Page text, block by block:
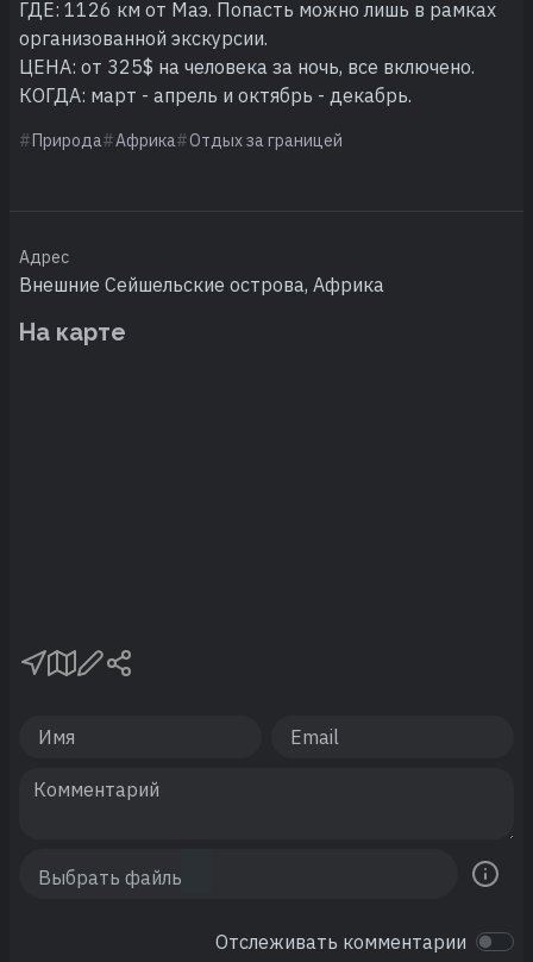
ГДЕ: 1126 км от Маэ. Попасть можно лишь в рамках
организованной экскурсии.
ЦЕНА: от 325$ на человека за ночь, все включено.
КОГДА: март - апрель и октябрь - декабрь.
Природа Африка Отдых за границей
Адрес
Внешние Сейшельские острова, Африка
На карте
Отслеживать комментарии